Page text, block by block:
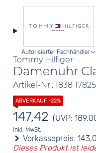
Tommy Hilfiger
Damenuhr
Artikel-Nr.: 1838
Autorisierter Fachhändler
147,42 (UVP:
inkl. MwSt.
Vorkassepreis:
Dieses Produkt ist